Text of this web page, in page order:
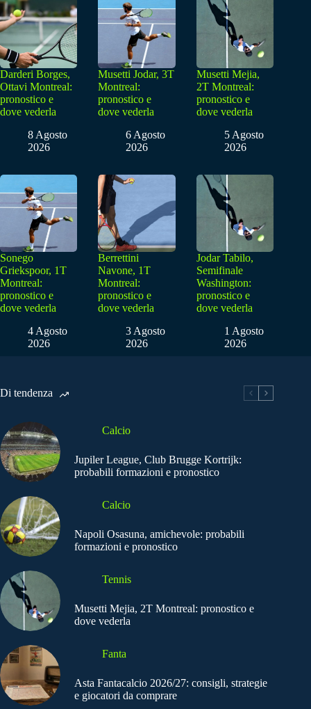
Darderi Borges,
Ottavi Montreal:
pronostico e
dove vederla
8 Agosto
2026
Musetti Jodar, 3T
Montreal:
pronostico e
dove vederla
6 Agosto
2026
Musetti Mejia,
2T Montreal:
pronostico e
dove vederla
5 Agosto
2026
Sonego
Griekspoor, 1T
Montreal:
pronostico e
dove vederla
4 Agosto
2026
Berrettini
Navone, 1T
Montreal:
pronostico e
dove vederla
3 Agosto
2026
Jodar Tabilo,
Semifinale
Washington:
pronostico e
dove vederla
1 Agosto
2026
Di tendenza
Calcio
Jupiler League, Club Brugge Kortrijk:
probabili formazioni e pronostico
Calcio
Napoli Osasuna, amichevole: probabili
formazioni e pronostico
Tennis
Musetti Mejia, 2T Montreal: pronostico e
dove vederla
Fanta
Asta Fantacalcio 2026/27: consigli, strategie
e giocatori da comprare